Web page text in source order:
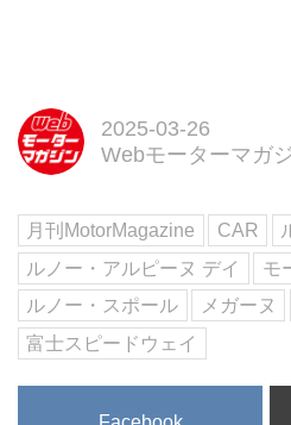
ーに乗
チュリ
RF VS
す。こ
ナザー
元秀和
2025-03-26
Webモーターマガ
月刊MotorMagazine CAR
ルノー・アルピーヌ デイ
モ
ルノー・スポール
メガーヌ
富士スピードウェイ